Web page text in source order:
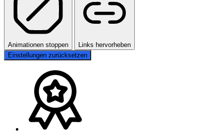
Animationen stoppen
Links hervorheben
Einstellungen zurücksetzen